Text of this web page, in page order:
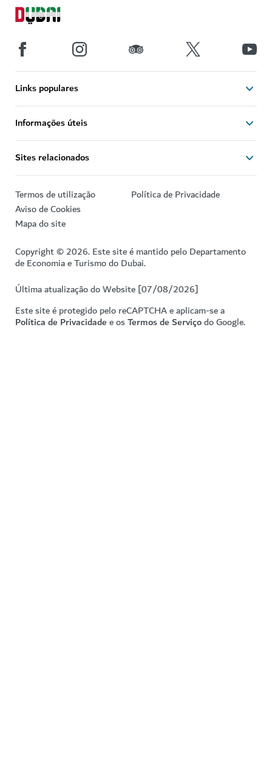
Links populares
Informações úteis
Sites relacionados
Termos de utilização
Política de Privacidade
Aviso de Cookies
Mapa do site
Copyright © 2026. Este site é mantido pelo Departamento
de Economia e Turismo do Dubai.
Última atualização do Website [07/08/2026]
Este site é protegido pelo reCAPTCHA e aplicam-se a
Política de Privacidadee osTermos de Serviçodo Google.